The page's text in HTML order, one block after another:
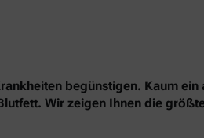
begünstigen. Kaum
Wir zeigen Ihnen die